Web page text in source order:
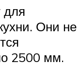
для
Они не
2500 мм.